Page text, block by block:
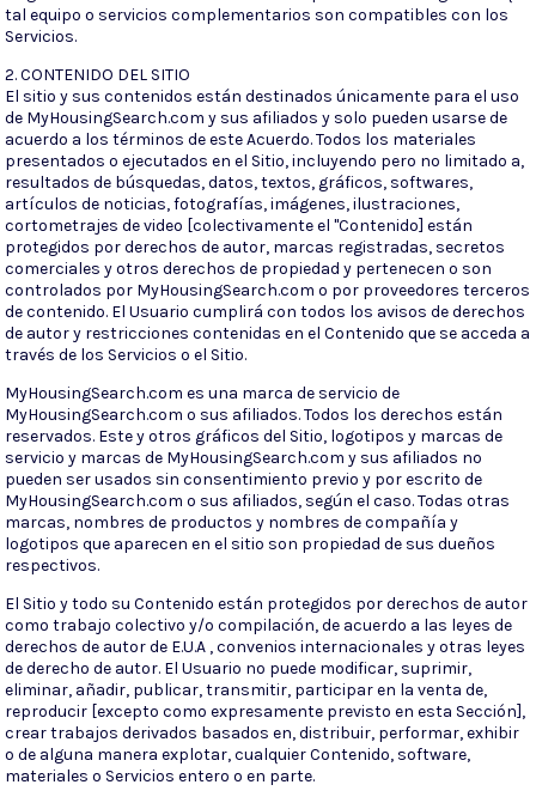
tal equipo o servicios complementarios son compatibles con los
Servicios.
2. CONTENIDO DEL SITIO
El sitio y sus contenidos están destinados únicamente para el uso
de MyHousingSearch.com y sus afiliados y solo pueden usarse de
acuerdo a los términos de este Acuerdo. Todos los materiales
presentados o ejecutados en el Sitio, incluyendo pero no limitado a,
resultados de búsquedas, datos, textos, gráficos, softwares,
artículos de noticias, fotografías, imágenes, ilustraciones,
cortometrajes de video [colectivamente el "Contenido] están
protegidos por derechos de autor, marcas registradas, secretos
comerciales y otros derechos de propiedad y pertenecen o son
controlados por MyHousingSearch.com o por proveedores terceros
de contenido. El Usuario cumplirá con todos los avisos de derechos
de autor y restricciones contenidas en el Contenido que se acceda a
través de los Servicios o el Sitio.
MyHousingSearch.com es una marca de servicio de
MyHousingSearch.com o sus afiliados. Todos los derechos están
reservados. Este y otros gráficos del Sitio, logotipos y marcas de
servicio y marcas de MyHousingSearch.com y sus afiliados no
pueden ser usados sin consentimiento previo y por escrito de
MyHousingSearch.com o sus afiliados, según el caso. Todas otras
marcas, nombres de productos y nombres de compañía y
logotipos que aparecen en el sitio son propiedad de sus dueños
respectivos.
El Sitio y todo su Contenido están protegidos por derechos de autor
como trabajo colectivo y/o compilación, de acuerdo a las leyes de
derechos de autor de E.U.A , convenios internacionales y otras leyes
de derecho de autor. El Usuario no puede modificar, suprimir,
eliminar, añadir, publicar, transmitir, participar en la venta de,
reproducir [excepto como expresamente previsto en esta Sección],
crear trabajos derivados basados en, distribuir, performar, exhibir
o de alguna manera explotar, cualquier Contenido, software,
materiales o Servicios entero o en parte.